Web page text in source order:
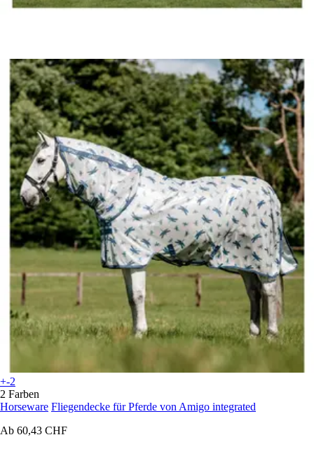
+-2
2 Farben
Horseware Fliegendecke für Pferde von Amigo integrated
Ab 60,43 CHF